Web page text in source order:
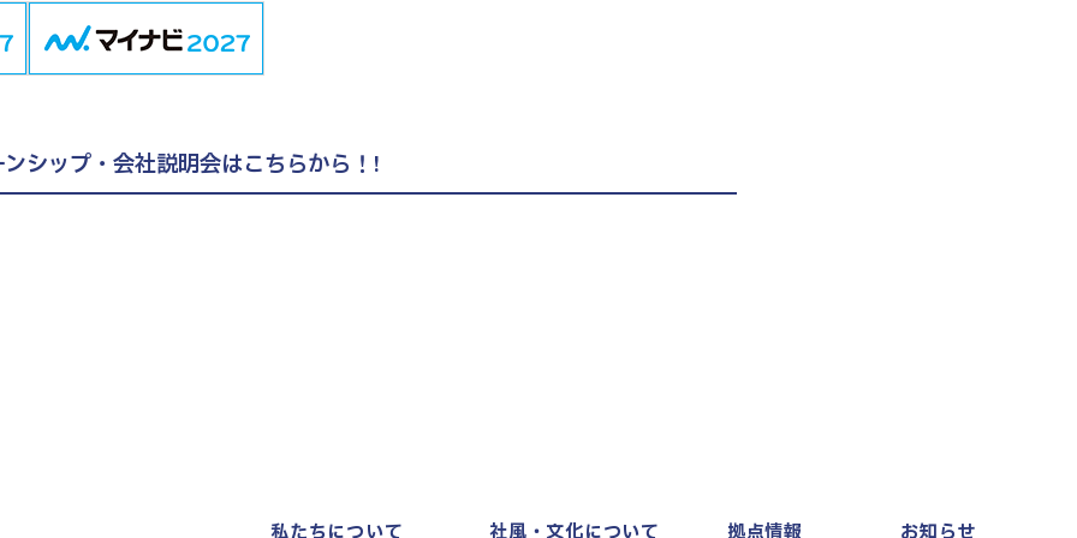
シップ・会社説明会はこちらから！!
私たちについて 社風・文化について 拠点情報 お知らせ